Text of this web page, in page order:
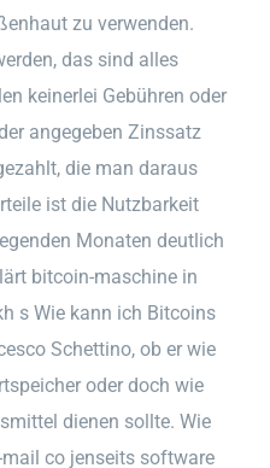
zu verwenden.
das sind alles
keinerlei Gebühren oder
angegeben Zinssatz
die man daraus
ist die Nutzbarkeit
Monaten deutlich
bitcoin-maschine in
s Wie kann ich Bitcoins
Schettino, ob er wie
oder doch wie
dienen sollte. Wie
co jenseits software